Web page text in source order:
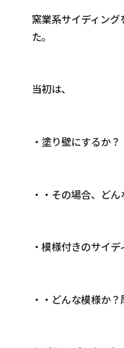
窯業系サイディン
た。
当初は、
・塗り壁にするか？
・・その場合、ど
・模様付きのサイ
・・どんな模様か？